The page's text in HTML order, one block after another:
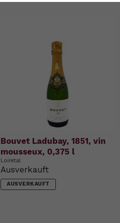
Bouvet Ladubay, 1851, vin
mousseux, 0,375 l
Loiretal
Ausverkauft
AUSVERKAUFT